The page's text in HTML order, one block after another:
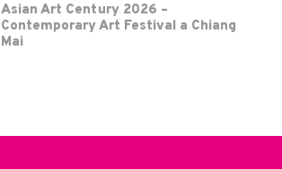
Asian Art Century 2026 –
Contemporary Art Festival a Chiang
Mai